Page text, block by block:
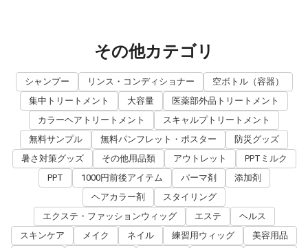
その他カテゴリ
シャンプー リンス・コンディショナー
空ボトル（容器）
集中トリートメント
大容量
医薬部外品トリートメント
カラーヘアトリートメント
スキャルプトリートメント
無料サンプル
無料パンフレット・ポスター
防災グッズ
暑さ対策グッズ
その他用品類 アウトレット
PPTミルク
PPT
1000円前後アイテム パーマ剤
添加剤
ヘアカラー剤
スタイリング
エクステ・ファッションウィッグ
エステ
ヘルス
スキンケア
メイク ネイル 練習用ウィッグ
美容用品